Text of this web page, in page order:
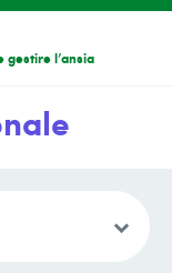
gestire l’ansia